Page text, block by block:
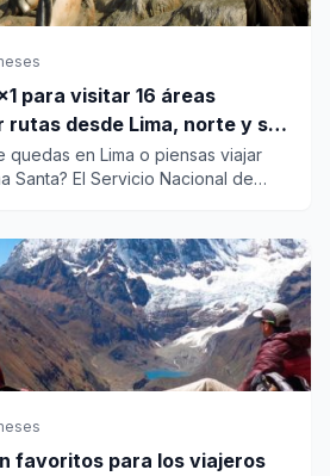
para visitar 16 áreas
rutas desde Lima, norte y sur
quedas en Lima o piensas viajar
Santa? El Servicio Nacional de
favoritos para los viajeros